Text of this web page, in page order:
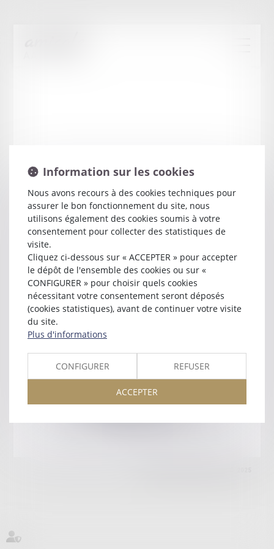
RobertTERRAMORSI
63 COURS NAPOLEON
20000 AJACCIO
Tél :04 95 23 12 80
Retour
HonorairesMentions légalesPlan du site
11 Place des Cinq Martyrs du Lycée Buffon, 75014 PARIS
Information sur les cookies
Nous avons recours à des cookies techniques pour
assurer le bon fonctionnement du site, nous
utilisons également des cookies soumis à votre
consentement pour collecter des statistiques de
visite.
Cliquez ci-dessous sur « ACCEPTER » pour accepter
le dépôt de l'ensemble des cookies ou sur «
CONFIGURER » pour choisir quels cookies
nécessitant votre consentement seront déposés
(cookies statistiques), avant de continuer votre visite
du site.
Plus d'informations
CONFIGURER REFUSER
ACCEPTER